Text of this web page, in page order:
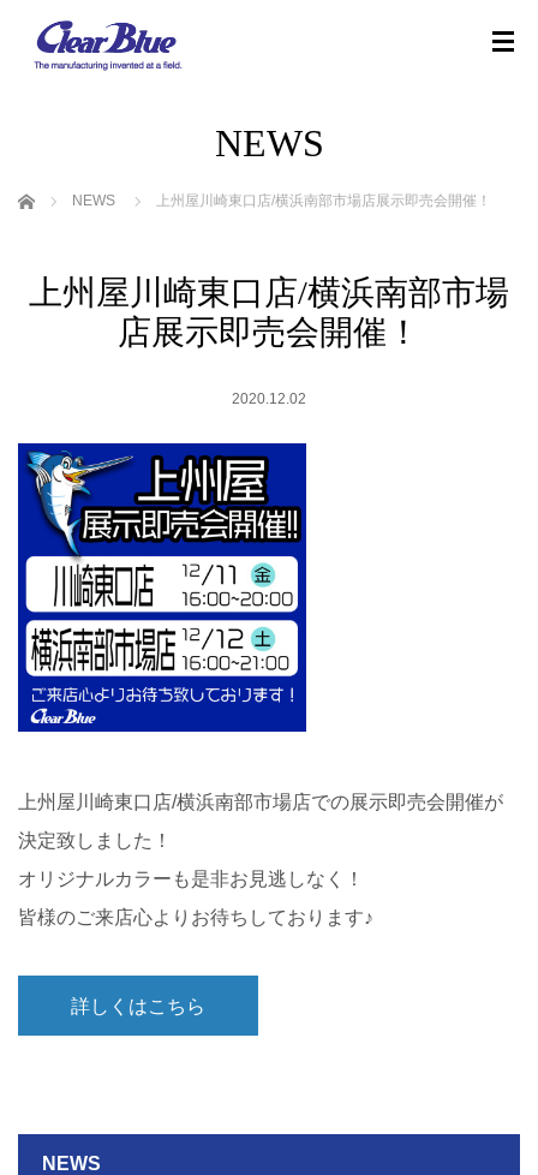
NEWS
ホーム NEWS 上州屋川崎東口店/横浜南部市場店展示即売会開催！
上州屋川崎東口店/横浜南部市場
店展示即売会開催！
2020.12.02
上州屋川崎東口店/横浜南部市場店での展示即売会開催が
決定致しました！
オリジナルカラーも是非お見逃しなく！
皆様のご来店心よりお待ちしております♪
詳しくはこちら
NEWS